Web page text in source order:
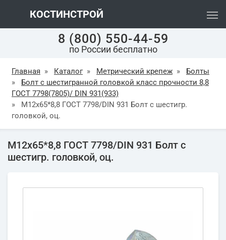
КОСТИНСТРОЙ
8 (800) 550-44-59
по России бесплатно
Главная » Каталог » Метрический крепеж »
Болты
»
Болт с шестигранной головкой класс прочности 8,8
ГОСТ 7798(7805)/ DIN 931(933)
»
М12х65*8,8 ГОСТ 7798/DIN 931 Болт с шестигр.
головкой, оц.
М12х65*8,8 ГОСТ 7798/DIN 931 Болт с
шестигр. головкой, оц.